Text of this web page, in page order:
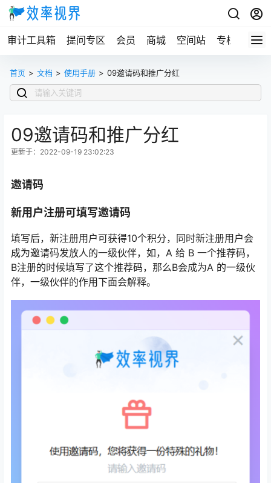
审计工具箱 提问专区 会员 商城 空间站 专栏
首页 > 文档 > 使用手册 > 09邀请码和推广分红
09邀请码和推广分红
更新于：2022-09-19 23:02:23
邀请码
新用户注册可填写邀请码
填写后，新注册用户可获得10个积分，同时新注册用户会
成为邀请码发放人的一级伙伴，如，A 给 B 一个推荐码，
B注册的时候填写了这个推荐码，那么B会成为A 的一级伙
伴，一级伙伴的作用下面会解释。